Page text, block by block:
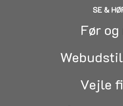
SE &
Før og
Vejle